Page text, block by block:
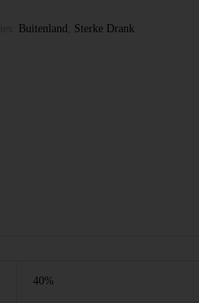
Buitenland Sterke Drank
40%